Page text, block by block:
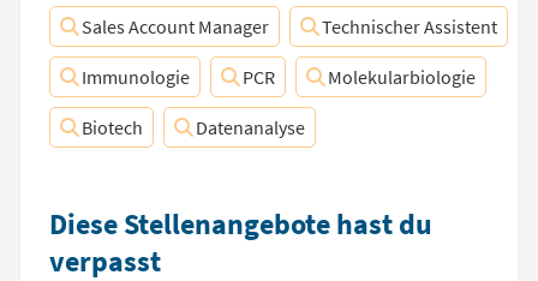
Sales Account Manager Technischer Assistent
Immunologie PCR Molekularbiologie
Biotech Datenanalyse
Diese Stellenangebote hast du
verpasst